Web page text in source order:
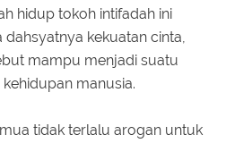
hidup tokoh intifadah ini
kekuatan cinta,
mampu menjadi suatu
manusia.
tidak terlalu arogan untuk